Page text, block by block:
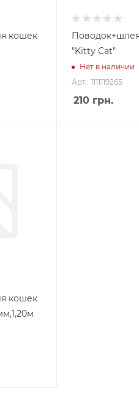
кошек
"Kitty Cat"
Нет в наличии
Арт.: 1111119265
210грн.
кошек